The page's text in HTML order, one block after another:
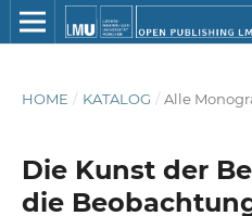
HOME / KATALOG / Alle
Die Kunst der
die